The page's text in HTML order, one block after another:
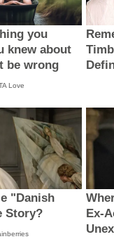
you
knew about
be wrong
Love
"Danish
Story?
Ex-